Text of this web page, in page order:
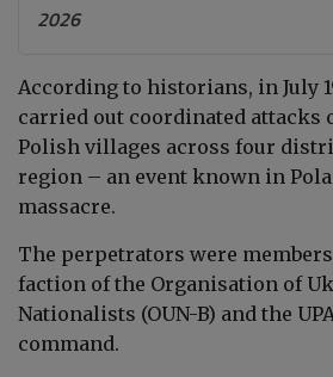
2026
According to historians, in July
carried out coordinated attacks
Polish villages across four
region – an event known in
massacre.
The perpetrators were
faction of the Organisation of
Nationalists (OUN-B) and the
command.